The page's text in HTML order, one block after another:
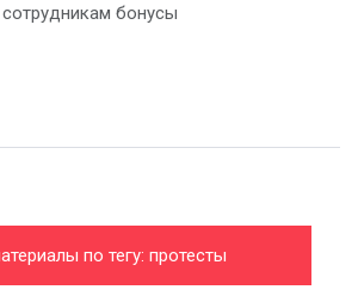
бонусы
по тегу: протесты